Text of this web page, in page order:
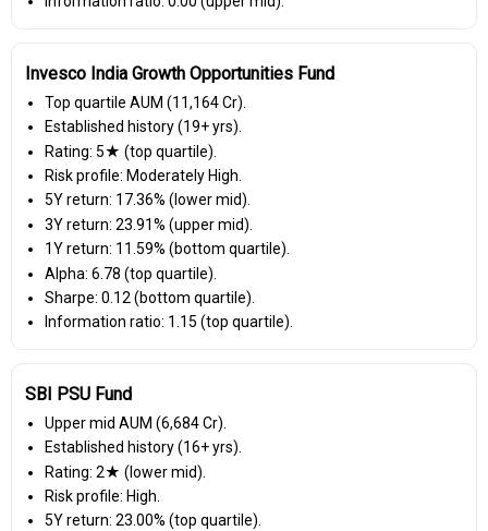
Invesco India Growth Opportunities Fund
Top quartile AUM (₹11,164 Cr).
Established history (19+ yrs).
Rating: 5★ (top quartile).
Risk profile: Moderately High.
5Y return: 17.36% (lower mid).
3Y return: 23.91% (upper mid).
1Y return: 11.59% (bottom quartile).
Alpha: 6.78 (top quartile).
Sharpe: 0.12 (bottom quartile).
Information ratio: 1.15 (top quartile).
SBI PSU Fund
Upper mid AUM (₹6,684 Cr).
Established history (16+ yrs).
Rating: 2★ (lower mid).
Risk profile: High.
5Y return: 23.00% (top quartile).